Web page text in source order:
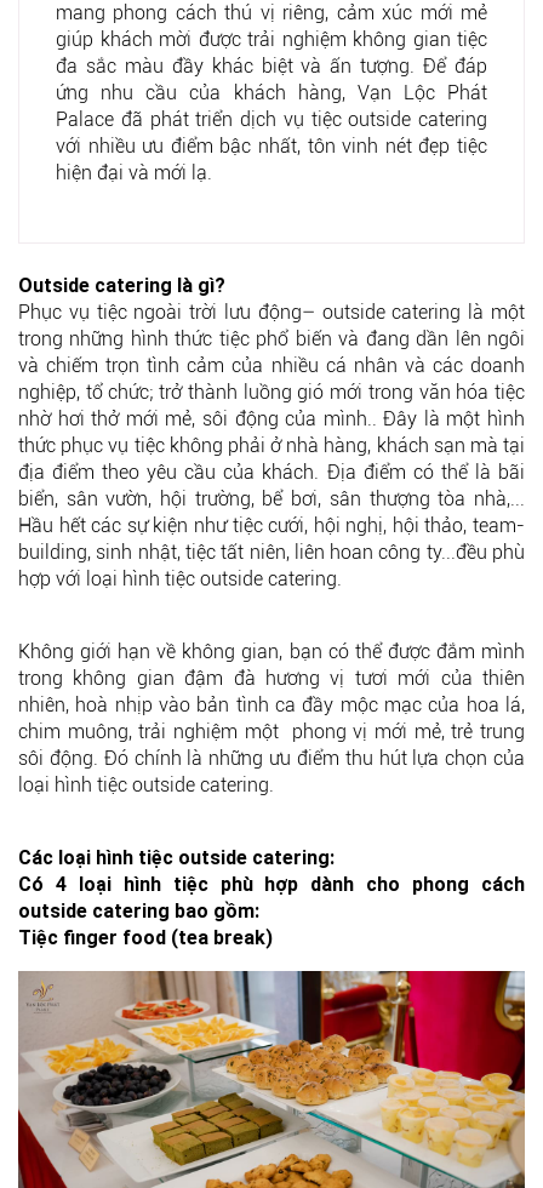
mang phong cách thú vị riêng, cảm xúc mới mẻ
giúp khách mời được trải nghiệm không gian tiệc
đa sắc màu đầy khác biệt và ấn tượng. Để đáp
ứng nhu cầu của khách hàng, Vạn Lộc Phát
Palace đã phát triển dịch vụ tiệc outside catering
với nhiều ưu điểm bậc nhất, tôn vinh nét đẹp tiệc
hiện đại và mới lạ.
Outside catering là gì?
Phục vụ tiệc ngoài trời lưu động– outside catering là một
trong những hình thức tiệc phổ biến và đang dần lên ngôi
và chiếm trọn tình cảm của nhiều cá nhân và các doanh
nghiệp, tổ chức; trở thành luồng gió mới trong văn hóa tiệc
nhờ hơi thở mới mẻ, sôi động của mình.. Đây là một hình
thức phục vụ tiệc không phải ở nhà hàng, khách sạn mà tại
địa điểm theo yêu cầu của khách. Địa điểm có thể là bãi
biển, sân vườn, hội trường, bể bơi, sân thượng tòa nhà,...
Hầu hết các sự kiện như tiệc cưới, hội nghị, hội thảo, team-
building, sinh nhật, tiệc tất niên, liên hoan công ty...đều phù
hợp với loại hình tiệc outside catering.
Không giới hạn về không gian, bạn có thể được đắm mình
trong không gian đậm đà hương vị tươi mới của thiên
nhiên, hoà nhịp vào bản tình ca đầy mộc mạc của hoa lá,
chim muông, trải nghiệm một phong vị mới mẻ, trẻ trung
sôi động. Đó chính là những ưu điểm thu hút lựa chọn của
loại hình tiệc outside catering.
Các loại hình tiệc outside catering:
Có 4 loại hình tiệc phù hợp dành cho phong cách
outside catering bao gồm:
Tiệc finger food (tea break)